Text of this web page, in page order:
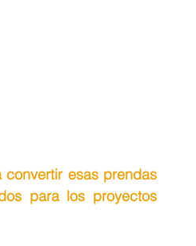
esas prendas
para los proyectos